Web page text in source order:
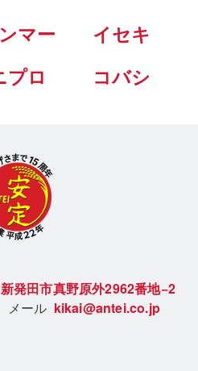
マー
イセキ
プロ コバシ
新発田市真野原外2962番地−2
メール kikai@antei.co.jp